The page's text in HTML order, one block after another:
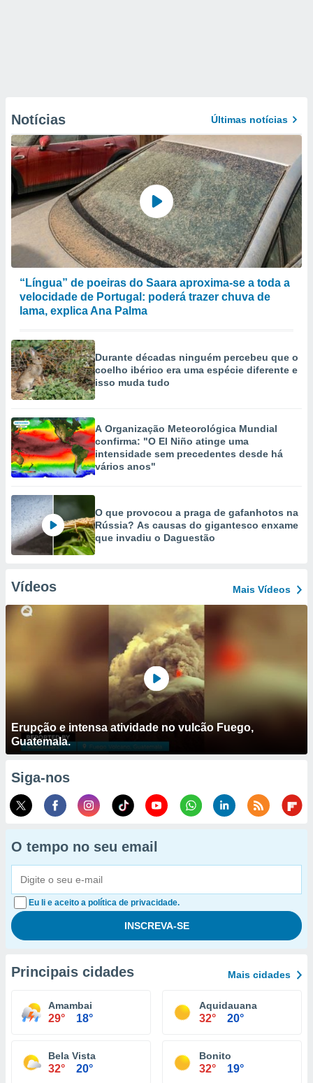
Notícias Últimas notícias
“Língua” de poeiras do Saara aproxima-se a toda a
velocidade de Portugal: poderá trazer chuva de
lama, explica Ana Palma
Durante décadas ninguém percebeu que o
coelho ibérico era uma espécie diferente e
isso muda tudo
A Organização Meteorológica Mundial
confirma: "O El Niño atinge uma
intensidade sem precedentes desde há
vários anos"
O que provocou a praga de gafanhotos na
Rússia? As causas do gigantesco enxame
que invadiu o Daguestão
Vídeos Mais Vídeos
Erupção e intensa atividade no vulcão Fuego,
Guatemala.
Siga-nos
O tempo no seu email
Eu li e aceito a política de privacidade.
Principais cidades Mais cidades
Amambai
29° 18°
Aquidauana
32° 20°
Bela Vista
32° 20°
Bonito
32° 19°